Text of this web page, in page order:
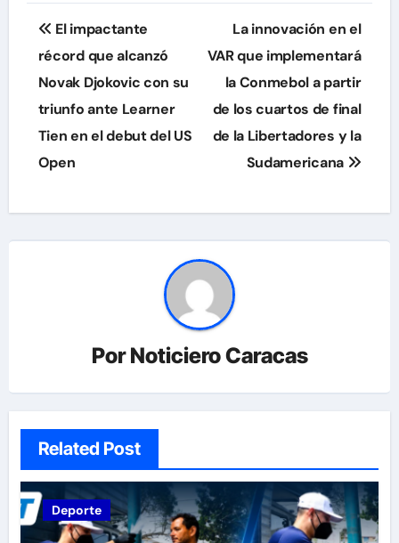
Navegación
de
entradas
El impactante
récord que alcanzó
Novak Djokovic con su
triunfo ante Learner
Tien en el debut del US
Open
La innovación en el
VAR que implementará
la Conmebol a partir
de los cuartos de final
de la Libertadores y la
Sudamericana
PorNoticiero Caracas
Related Post
Deporte